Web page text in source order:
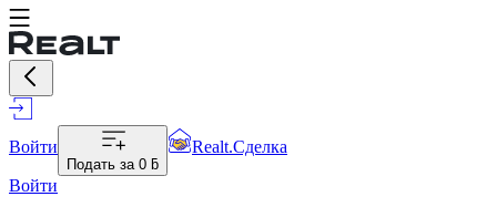
Войти
Подать за 0 ƃ
Realt.Сделка
Войти